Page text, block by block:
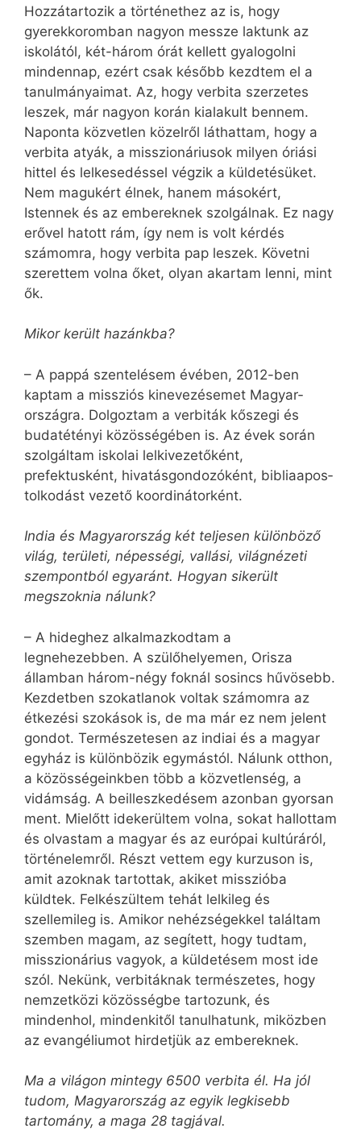
Hozzátartozik a történethez az is, hogy
gyerekkoromban nagyon messze laktunk az
iskolától, két-három órát kellett gyalogolni
mindennap, ezért csak később kezdtem el a
tanulmányaimat. Az, hogy ver­bita szerzetes
leszek, már nagyon korán kialakult bennem.
Naponta közvetlen közelről láthattam, hogy a
verbita atyák, a misszionáriusok milyen óriási
hittel és lelkesedéssel végzik a küldetésüket.
Nem magukért élnek, hanem másokért,
Istennek és az embereknek szolgálnak. Ez nagy
erővel hatott rám, így nem is volt kérdés
számomra, hogy verbita pap leszek. Követni
szerettem volna őket, olyan akartam lenni, mint
ők.
Mikor került hazánkba?
– A pappá szentelésem évében, 2012-ben
kaptam a missziós kinevezésemet Magyar­
országra. Dolgoztam a ver­biták kőszegi és
buda­té­tényi közösségében is. Az évek során
szolgáltam iskolai lel­ki­vezetőként,
prefektusként, hivatásgondozóként, bib­lia­apos­
tolkodást vezető koordinátorként.
India és Magyarország két teljesen különböző
világ, területi, népességi, vallási, világnézeti
szempontból egyaránt. Hogyan sikerült
megszoknia nálunk?
– A hideghez alkalmazkodtam a
legnehezebben. A szülőhelyemen, Orisza
államban három-négy foknál sosincs hűvösebb.
Kezdetben szokatlanok voltak számomra az
étkezési szokások is, de ma már ez nem jelent
gondot. Természetesen az indiai és a magyar
egyház is különbözik egymástól. Nálunk otthon,
a közösségeinkben több a közvetlenség, a
vidámság. A beilleszkedésem azonban gyorsan
ment. Mielőtt idekerültem volna, sokat hallottam
és olvastam a magyar és az európai kultúráról,
történelemről. Részt vettem egy kurzuson is,
amit azoknak tartottak, akiket misszióba
küldtek. Felkészültem tehát lelkileg és
szellemileg is. Amikor nehézségekkel találtam
szemben magam, az segített, hogy tudtam,
misszionárius vagyok, a küldetésem most ide
szól. Nekünk, ver­bi­táknak természetes, hogy
nemzetközi közösségbe tartozunk, és
mindenhol, mindenkitől tanulhatunk, miközben
az evangéliumot hirdetjük az embereknek.
Ma a világon mintegy 6500 verbita él. Ha jól
tudom, Magyar­­ország az egyik legkisebb
tartomány, a maga 28 tagjával.